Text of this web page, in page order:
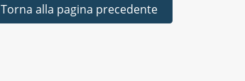
Torna alla pagina precedente